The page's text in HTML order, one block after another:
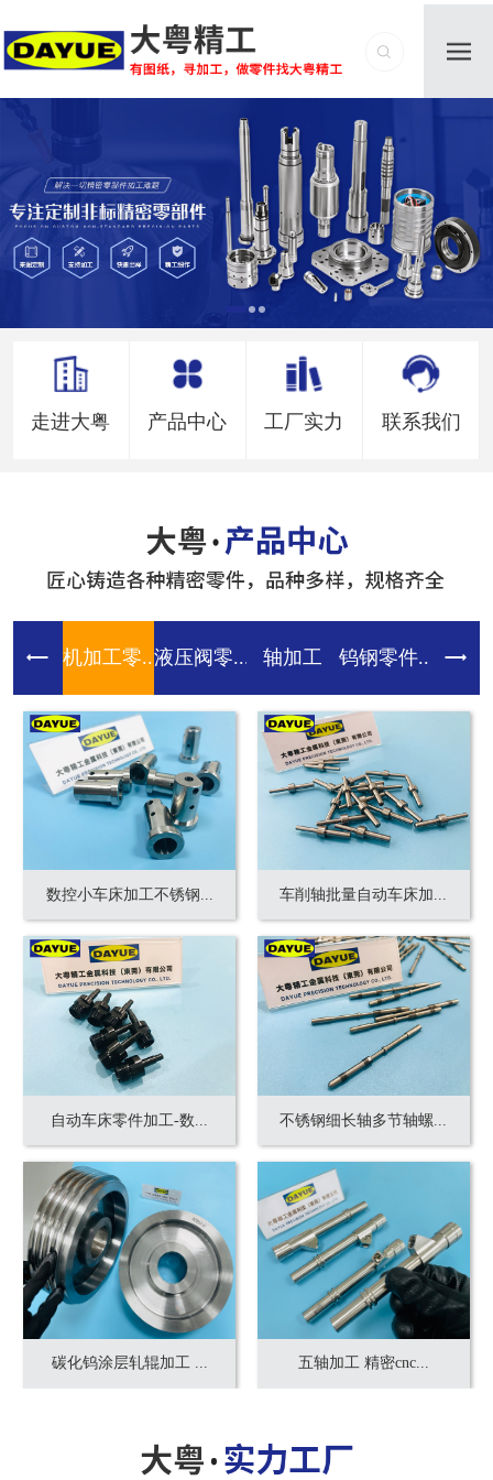
走进大粤 产品中心 工厂实力 联系我们
机加工零...液压阀零... 轴加工 钨钢零件... 齿轮
数控小车床加工不锈钢... 车削轴批量自动车床加...
自动车床零件加工-数... 不锈钢细长轴多节轴螺...
碳化钨涂层轧辊加工 ... 五轴加工 精密cnc...